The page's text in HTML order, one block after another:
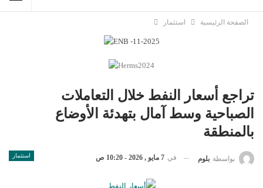
الصفحة الرئيسية استثمار
تراجع أسعار النفط خلال التعاملات
الصباحية وسط آمال بتهدئة الأوضاع
بالمنطقة
استثمار بواسطة بلوم في 7 مايو , 2026 - 10:20 ص